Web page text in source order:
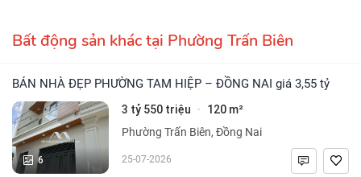
Bất động sản khác tại Phường Trấn Biên
BÁN NHÀ ĐẸP PHƯỜNG TAM HIỆP – ĐỒNG NAI giá 3,55 tỷ
6
3 tỷ 550 triệu · 120 m²
Phường Trấn Biên, Đồng Nai
25-07-2026